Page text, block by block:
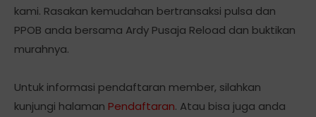
kami. Rasakan kemudahan bertransaksi pulsa dan
PPOB anda bersama Ardy Pusaja Reload dan buktikan
murahnya.
Untuk informasi pendaftaran member, silahkan
kunjungi halaman Pendaftaran. Atau bisa juga anda